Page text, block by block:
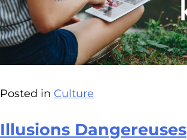
Posted in Culture
Illusions Dangereuses